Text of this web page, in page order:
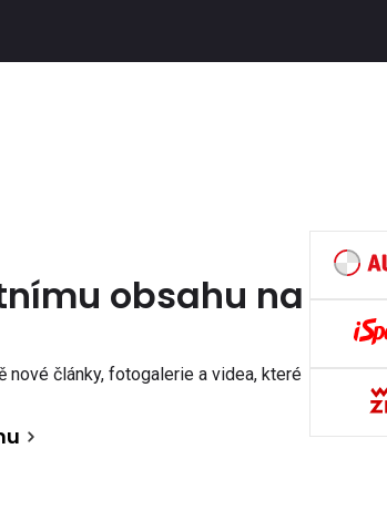
obsahu na
nové články, fotogalerie a videa, které